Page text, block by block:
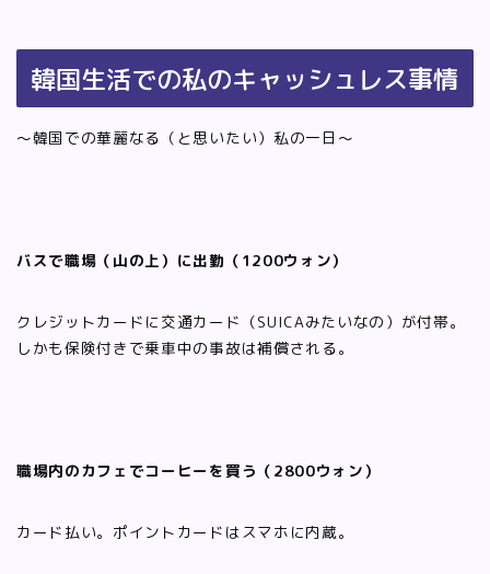
韓国生活での私のキャッシュレス事情
～韓国での華麗なる（と思いたい）私の一日～
バスで職場（山の上）に出勤（1200ウォン）
クレジットカードに交通カード（SUICAみたいなの）が付帯。
しかも保険付きで乗車中の事故は補償される。
職場内のカフェでコーヒーを買う（2800ウォン）
カード払い。ポイントカードはスマホに内蔵。